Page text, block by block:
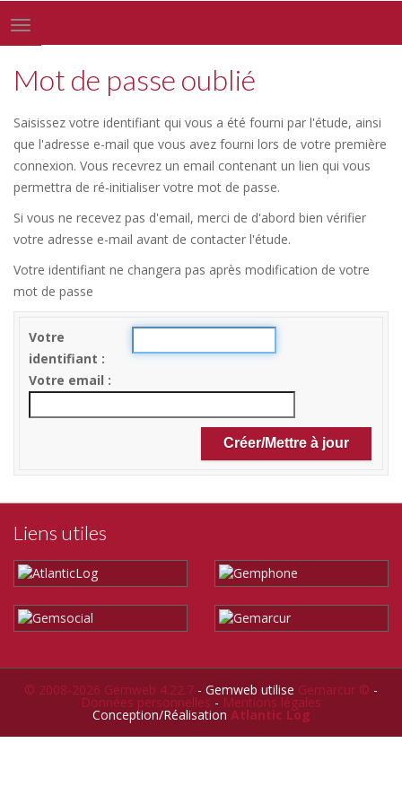
Toggle
navigation
Mot de passe oublié
Saisissez votre identifiant qui vous a été fourni par l'étude, ainsi
que l'adresse e-mail que vous avez fourni lors de votre première
connexion. Vous recevrez un email contenant un lien qui vous
permettra de ré-initialiser votre mot de passe.
Si vous ne recevez pas d'email, merci de d'abord bien vérifier
votre adresse e-mail avant de contacter l'étude.
Votre identifiant ne changera pas après modification de votre
mot de passe
Votre
identifiant
Votre email
Liens utiles
© 2008-2026 Gemweb 4.22.7 - Gemweb utilise Gemarcur © -
Données personnelles - Mentions légales
Conception/Réalisation Atlantic Log